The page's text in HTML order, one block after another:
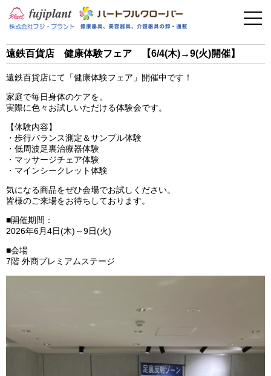
介護用品
遠鉄百貨店 健康体験フェア 【6/4(木)→9(火)開催】
遠鉄百貨店にて「健康体験フェア」開催中です！
家庭で毎日身体のケアを。
実際に色々お試しいただける体験会です。
【体験内容】
・歩行バランス測定＆サンプル体験
・低周波足裏治療器体験
・マッサージチェア体験
・マインシークレット体験
気になる商品をぜひ会場でお試しください。
皆様のご来場をお待ちしております。
■開催期間：
2026年6月4日(木)～9日(火)
■会場
7階 外商プレミアムステージ